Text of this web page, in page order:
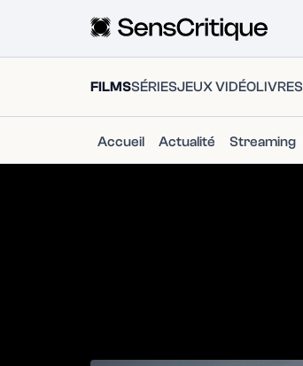
FILMSSÉRIESJEUX VIDÉOLIVRES
Accueil Actualité Streaming